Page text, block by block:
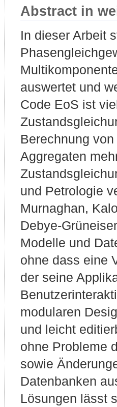
Abstract in
In dieser Arbeit
auswertet und
Code EoS ist
Berechnung
Aggregaten
und Petrologie
Murnaghan,
Debye-
Modelle und
ohne dass eine
der seine
modularen
und leicht
ohne Probleme
sowie
Datenbanken
Lösungen lässt